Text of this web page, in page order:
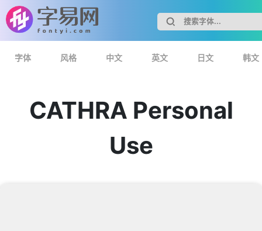
字体 风格 中文 英文 日文 韩文
CATHRA Personal
Use